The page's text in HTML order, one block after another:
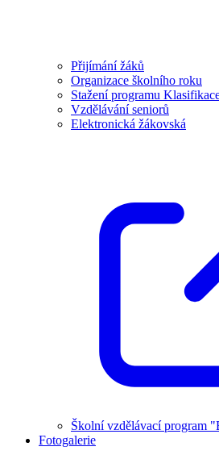
Přijímání žáků
Organizace školního roku
Stažení programu
Vzdělávání seniorů
Elektronická žákovská
Školní vzdělávací program
Fotogalerie